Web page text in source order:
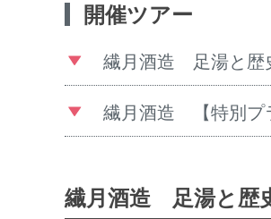
開催ツアー
繊月酒造 足湯と歴
繊月酒造 【特別プ
繊月酒造 足湯と歴